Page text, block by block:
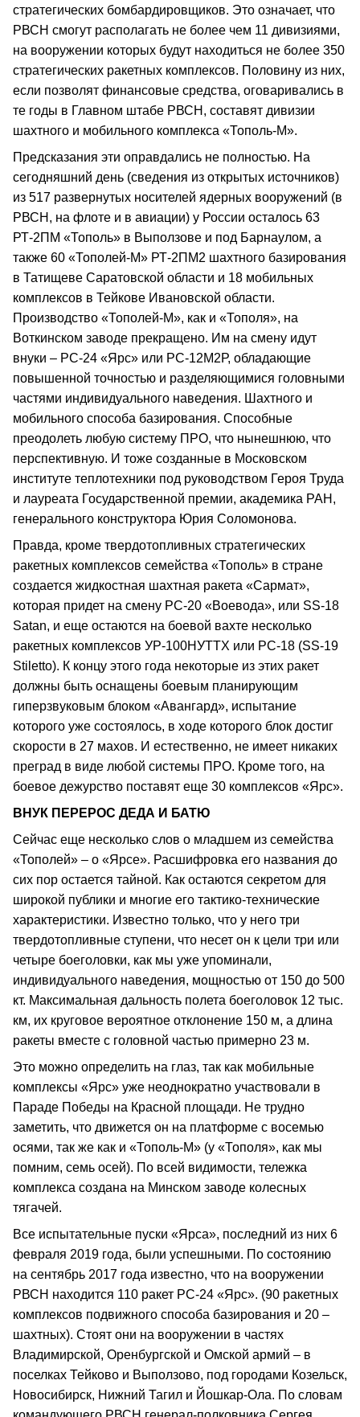
стратегических бомбардировщиков. Это означает, что
РВСН смогут располагать не более чем 11 дивизиями,
на вооружении которых будут находиться не более 350
стратегических ракетных комплексов. Половину из них,
если позволят финансовые средства, оговаривались в
те годы в Главном штабе РВСН, составят дивизии
шахтного и мобильного комплекса «Тополь‑М».
Предсказания эти оправдались не полностью. На
сегодняшний день (сведения из открытых источников)
из 517 развернутых носителей ядерных вооружений (в
РВСН, на флоте и в авиации) у России осталось 63
РТ‑2ПМ «Тополь» в Выползове и под Барнаулом, а
также 60 «Тополей‑М» РТ‑2ПМ2 шахтного базирования
в Татищеве Саратовской области и 18 мобильных
комплексов в Тейкове Ивановской области.
Производство «Тополей‑М», как и «Тополя», на
Воткинском заводе прекращено. Им на смену идут
внуки – РС‑24 «Ярс» или РС‑12М2Р, обладающие
повышенной точностью и разделяющимися головными
частями индивидуального наведения. Шахтного и
мобильного способа базирования. Способные
преодолеть любую систему ПРО, что нынешнюю, что
перспективную. И тоже созданные в Московском
институте теплотехники под руководством Героя Труда
и лауреата Государственной премии, академика РАН,
генерального конструктора Юрия Соломонова.
Правда, кроме твердотопливных стратегических
ракетных комплексов семейства «Тополь» в стране
создается жидкостная шахтная ракета «Сармат»,
которая придет на смену РС‑20 «Воевода», или SS‑18
Satan, и еще остаются на боевой вахте несколько
ракетных комплексов УР‑100НУТТХ или РС‑18 (SS‑19
Stiletto). К концу этого года некоторые из этих ракет
должны быть оснащены боевым планирующим
гиперзвуковым блоком «Авангард», испытание
которого уже состоялось, в ходе которого блок достиг
скорости в 27 махов. И естественно, не имеет никаких
преград в виде любой системы ПРО. Кроме того, на
боевое дежурство поставят еще 30 комплексов «Ярс».
ВНУК ПЕРЕРОС ДЕДА И БАТЮ
Сейчас еще несколько слов о младшем из семейства
«Тополей» – о «Ярсе». Расшифровка его названия до
сих пор остается тайной. Как остаются секретом для
широкой публики и многие его тактико‑технические
характеристики. Известно только, что у него три
твердотопливные ступени, что несет он к цели три или
четыре боеголовки, как мы уже упоминали,
индивидуального наведения, мощностью от 150 до 500
кт. Максимальная дальность полета боеголовок 12 тыс.
км, их круговое вероятное отклонение 150 м, а длина
ракеты вместе с головной частью примерно 23 м.
Это можно определить на глаз, так как мобильные
комплексы «Ярс» уже неоднократно участвовали в
Параде Победы на Красной площади. Не трудно
заметить, что движется он на платформе с восемью
осями, так же как и «Тополь‑М» (у «Тополя», как мы
помним, семь осей). По всей видимости, тележка
комплекса создана на Минском заводе колесных
тягачей.
Все испытательные пуски «Ярса», последний из них 6
февраля 2019 года, были успешными. По состоянию
на сентябрь 2017 года известно, что на вооружении
РВСН находится 110 ракет РС‑24 «Ярс». (90 ракетных
комплексов подвижного способа базирования и 20 –
шахтных). Стоят они на вооружении в частях
Владимирской, Оренбургской и Омской армий – в
поселках Тейково и Выползово, под городами Козельск,
Новосибирск, Нижний Тагил и Йошкар‑Ола. По словам